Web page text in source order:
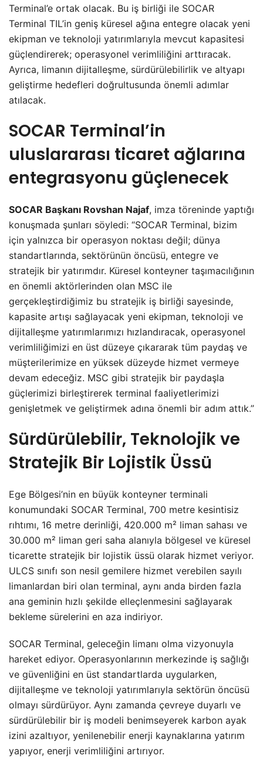
Terminal’e ortak olacak. Bu iş birliği ile SOCAR
Terminal TIL’in geniş küresel ağına entegre olacak yeni
ekipman ve teknoloji yatırımlarıyla mevcut kapasitesi
güçlendirerek; operasyonel verimliliğini arttıracak.
Ayrıca, limanın dijitalleşme, sürdürülebilirlik ve altyapı
geliştirme hedefleri doğrultusunda önemli adımlar
atılacak.
SOCAR Terminal’in
uluslararası ticaret ağlarına
entegrasyonu güçlenecek
SOCAR Başkanı Rovshan Najaf, imza töreninde yaptığı
konuşmada şunları söyledi: “SOCAR Terminal, bizim
için yalnızca bir operasyon noktası değil; dünya
standartlarında, sektörünün öncüsü, entegre ve
stratejik bir yatırımdır. Küresel konteyner taşımacılığının
en önemli aktörlerinden olan MSC ile
gerçekleştirdiğimiz bu stratejik iş birliği sayesinde,
kapasite artışı sağlayacak yeni ekipman, teknoloji ve
dijitalleşme yatırımlarımızı hızlandıracak, operasyonel
verimliliğimizi en üst düzeye çıkararak tüm paydaş ve
müşterilerimize en yüksek düzeyde hizmet vermeye
devam edeceğiz. MSC gibi stratejik bir paydaşla
güçlerimizi birleştirerek terminal faaliyetlerimizi
genişletmek ve geliştirmek adına önemli bir adım attık.”
Sürdürülebilir, Teknolojik ve
Stratejik Bir Lojistik Üssü
Ege Bölgesi’nin en büyük konteyner terminali
konumundaki SOCAR Terminal, 700 metre kesintisiz
rıhtımı, 16 metre derinliği, 420.000 m² liman sahası ve
30.000 m² liman geri saha alanıyla bölgesel ve küresel
ticarette stratejik bir lojistik üssü olarak hizmet veriyor.
ULCS sınıfı son nesil gemilere hizmet verebilen sayılı
limanlardan biri olan terminal, aynı anda birden fazla
ana geminin hızlı şekilde elleçlenmesini sağlayarak
bekleme sürelerini en aza indiriyor.
SOCAR Terminal, geleceğin limanı olma vizyonuyla
hareket ediyor. Operasyonlarının merkezinde iş sağlığı
ve güvenliğini en üst standartlarda uygularken,
dijitalleşme ve teknoloji yatırımlarıyla sektörün öncüsü
olmayı sürdürüyor. Aynı zamanda çevreye duyarlı ve
sürdürülebilir bir iş modeli benimseyerek karbon ayak
izini azaltıyor, yenilenebilir enerji kaynaklarına yatırım
yapıyor, enerji verimliliğini artırıyor.